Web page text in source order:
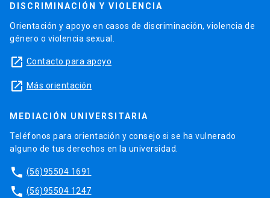
DISCRIMINACIÓN Y VIOLENCIA
Orientación y apoyo en casos de discriminación, violencia de
género o violencia sexual.
launch Contacto para apoyo
launch Más orientación
MEDIACIÓN UNIVERSITARIA
Teléfonos para orientación y consejo si se ha vulnerado
alguno de tus derechos en la universidad.
phone (56)95504 1691
phone (56)95504 1247